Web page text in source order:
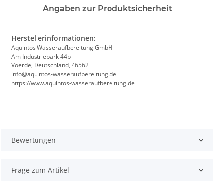
Angaben zur Produktsicherheit
Herstellerinformationen:
Aquintos Wasseraufbereitung GmbH
Am Industriepark 44b
Voerde, Deutschland, 46562
info@aquintos-wasseraufbereitung.de
https://www.aquintos-wasseraufbereitung.de
Bewertungen
Frage zum Artikel